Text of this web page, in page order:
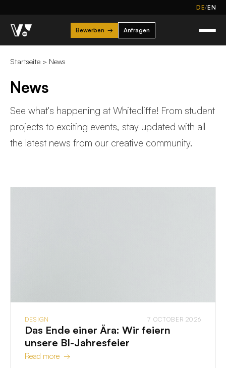
DE/EN
Bewerben → Anfragen
Startseite > News
News
See what's happening at Whitecliffe! From student
projects to exciting events, stay updated with all
the latest news from our creative community.
DESIGN 7 OCTOBER 2026
Das Ende einer Ära: Wir feiern
unsere BI-Jahresfeier
Read more →